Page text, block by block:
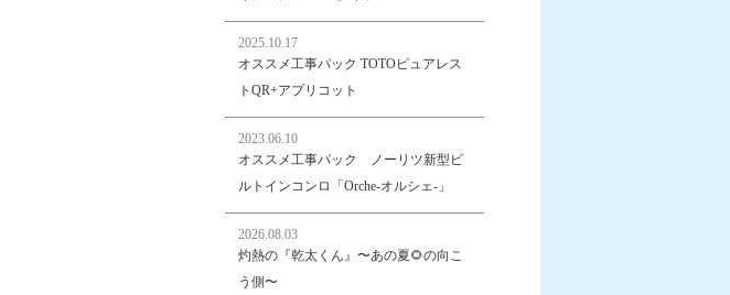
2025.10.17
オススメ工事パック TOTOピュアレス
トQR+アプリコット
2023.06.10
オススメ工事パック ノーリツ新型ビ
ルトインコンロ「Orche-オルシェ-」
2026.08.03
灼熱の『乾太くん』〜あの夏🌻の向こ
う側〜